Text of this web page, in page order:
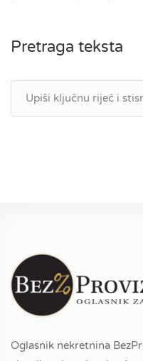
Pretraga teksta
Oglasnik nekretnina